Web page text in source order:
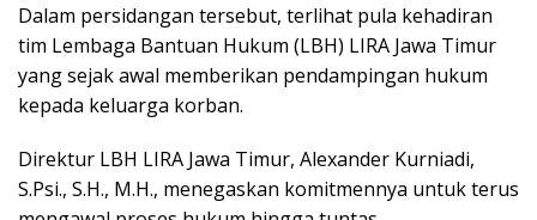
Dalam persidangan tersebut, terlihat pula kehadiran
tim Lembaga Bantuan Hukum (LBH) LIRA Jawa Timur
yang sejak awal memberikan pendampingan hukum
kepada keluarga korban.
Direktur LBH LIRA Jawa Timur, Alexander Kurniadi,
S.Psi., S.H., M.H., menegaskan komitmennya untuk terus